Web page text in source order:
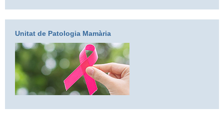
Unitat de Patologia Mamària